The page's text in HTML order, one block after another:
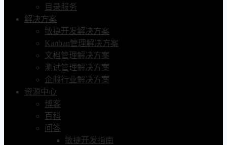
目录服务
解决方案
敏捷开发解决方案
Kanban管理解决方案
文档管理解决方案
测试管理解决方案
企服行业解决方案
资源中心
博客
百科
问答
敏捷开发指南